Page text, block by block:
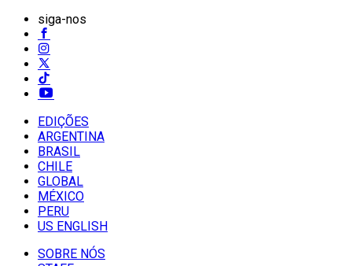
siga-nos
EDIÇÕES
ARGENTINA
BRASIL
CHILE
GLOBAL
MÉXICO
PERU
US ENGLISH
SOBRE NÓS